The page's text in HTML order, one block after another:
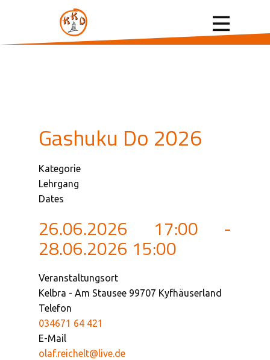
Gashuku Do 2026
Kategorie
Lehrgang
Dates
26.06.2026 17:00 -
28.06.2026 15:00
Veranstaltungsort
Kelbra - Am Stausee 99707 Kyfhäuserland
Telefon
034671 64 421
E-Mail
olaf.reichelt@live.de